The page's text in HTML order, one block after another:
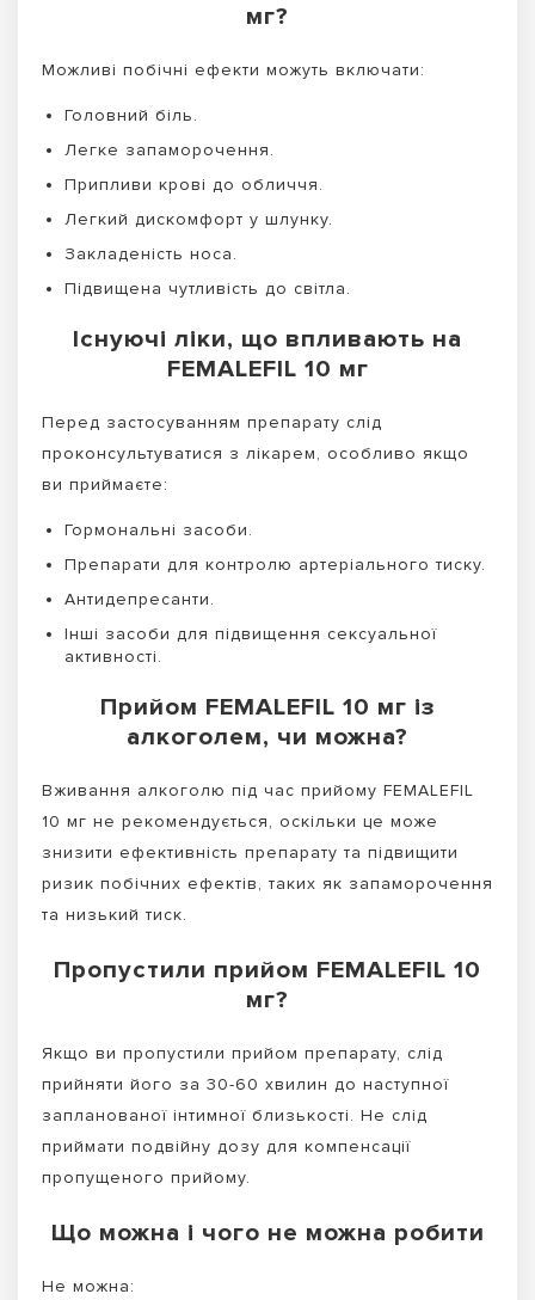
мг?
Можливі побічні ефекти можуть включати:
Головний біль.
Легке запаморочення.
Припливи крові до обличчя.
Легкий дискомфорт у шлунку.
Закладеність носа.
Підвищена чутливість до світла.
Існуючі ліки, що впливають на
FEMALEFIL 10 мг
Перед застосуванням препарату слід
проконсультуватися з лікарем, особливо якщо
ви приймаєте:
Гормональні засоби.
Препарати для контролю артеріального тиску.
Антидепресанти.
Інші засоби для підвищення сексуальної
активності.
Прийом FEMALEFIL 10 мг із
алкоголем, чи можна?
Вживання алкоголю під час прийому FEMALEFIL
10 мг не рекомендується, оскільки це може
знизити ефективність препарату та підвищити
ризик побічних ефектів, таких як запаморочення
та низький тиск.
Пропустили прийом FEMALEFIL 10
мг?
Якщо ви пропустили прийом препарату, слід
прийняти його за 30-60 хвилин до наступної
запланованої інтимної близькості. Не слід
приймати подвійну дозу для компенсації
пропущеного прийому.
Що можна і чого не можна робити
Не можна: